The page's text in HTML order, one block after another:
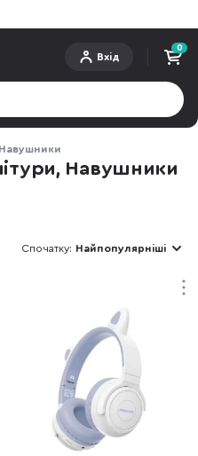
Вхід
0
Навушники
Навушники
Спочатку: Найпопулярніші